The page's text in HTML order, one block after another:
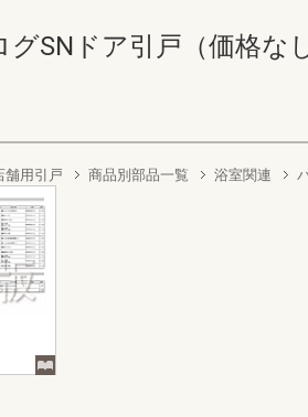
SNドア引戸（価格な
舗用引戸 商品別部品一覧 浴室関連